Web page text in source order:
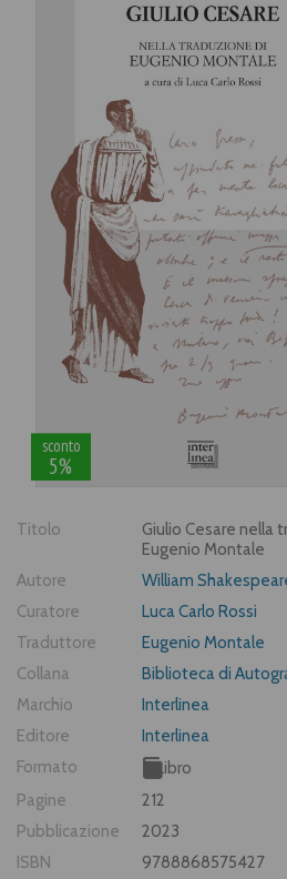
sconto
5%
Titolo
Giulio Cesare nella
Eugenio Montale
Autore
William
Curatore
Luca Carlo Rossi
Traduttore
Eugenio Montale
Collana
Biblioteca di
Marchio
Interlinea
Editore
Interlinea
Formato
Libro
Pagine
212
Pubblicazione
2023
ISBN
9788868575427